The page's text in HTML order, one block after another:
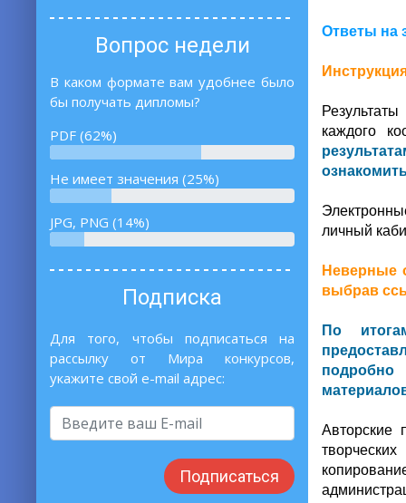
Вопрос недели
В каком формате вам удобнее было
бы получать дипломы?
PDF (62%)
Не имеет значения (25%)
JPG, PNG (14%)
Подписка
Для того, чтобы подписаться на
рассылку от Мира конкурсов,
укажите свой e-mail адрес:
Подписаться
Ответы на
каждого
личный
Неверные
выбрав
По
подробно
Авторские